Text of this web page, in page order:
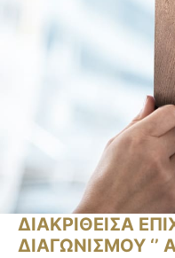
ΔΙΑΚΡΙΘΕΙΣΑ
ΔΙΑΓΩΝΙΣΜΟΥ ‘’